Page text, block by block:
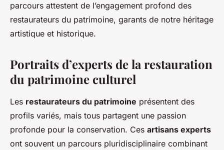
parcours attestent de l’engagement profond des
restaurateurs du patrimoine, garants de notre héritage
artistique et historique.
Portraits d’experts de la restauration
du patrimoine culturel
Les restaurateurs du patrimoine présentent des
profils variés, mais tous partagent une passion
profonde pour la conservation. Ces artisans experts
ont souvent un parcours pluridisciplinaire combinant